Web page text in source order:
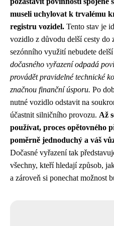
museli uchylovat k trvalému
registru vozidel. Tento stav je
vozidlo z důvodu delší cesty do
sezónního využití nebudete
dočasného vyřazení odpadá
provádět pravidelné technické
značnou finanční úsporu. Po
nutné vozidlo odstavit na
účastnit silničního provozu. Až
používat, proces opětovného
poměrně jednoduchý a váš
Dočasné vyřazení tak
všechny, kteří hledají způsob,
a zároveň si ponechat možnost